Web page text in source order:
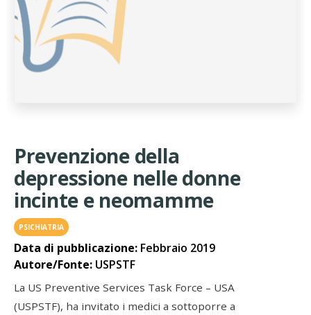
Prevenzione della
depressione nelle donne
incinte e neomamme
PSICHIATRIA
Data di pubblicazione: Febbraio 2019
Autore/Fonte: USPSTF
La US Preventive Services Task Force – USA
(USPSTF), ha invitato i medici a sottoporre a